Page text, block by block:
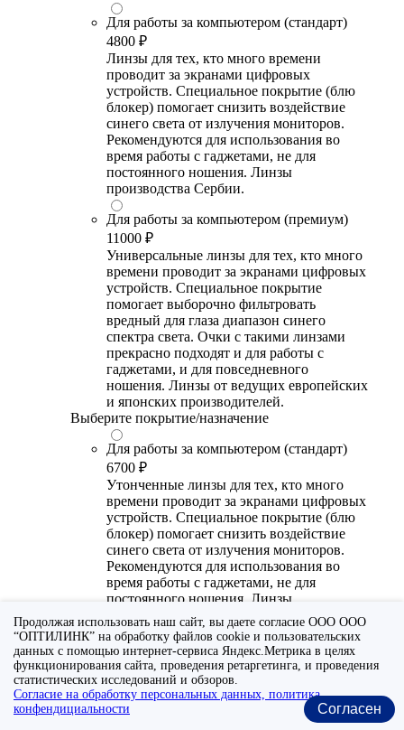
Для работы за компьютером (стандарт)
4800 ₽
Линзы для тех, кто много времени
проводит за экранами цифровых
устройств. Специальное покрытие (блю
блокер) помогает снизить воздействие
синего света от излучения мониторов.
Рекомендуются для использования во
время работы с гаджетами, не для
постоянного ношения. Линзы
производства Сербии.
Для работы за компьютером (премиум)
11000 ₽
Универсальные линзы для тех, кто много
времени проводит за экранами цифровых
устройств. Специальное покрытие
помогает выборочно фильтровать
вредный для глаза диапазон синего
спектра света. Очки с такими линзами
прекрасно подходят и для работы с
гаджетами, и для повседневного
ношения. Линзы от ведущих европейских
и японских производителей.
Выберите покрытие/назначение
Для работы за компьютером (стандарт)
6700 ₽
Утонченные линзы для тех, кто много
времени проводит за экранами цифровых
устройств. Специальное покрытие (блю
блокер) помогает снизить воздействие
синего света от излучения мониторов.
Рекомендуются для использования во
время работы с гаджетами, не для
постоянного ношения. Линзы
производства Сербии или Ю.-В. Азии.
Для работы за компьютером (премиум)
20300 ₽
Универсальные утонченные линзы для
тех, кто много времени проводит за
экранами цифровых устройств.
Продолжая использовать наш сайт, вы даете согласие ООО ООО
“ОПТИЛИНК” на обработку файлов cookie и пользовательских
данных с помощью интернет-сервиса Яндекс.Метрика в целях
функционирования сайта, проведения ретаргетинга, и проведения
статистических исследований и обзоров.
Согласие на обработку персональных данных, политика
конфендициальности
Согласен